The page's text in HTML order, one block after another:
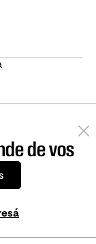
de vos